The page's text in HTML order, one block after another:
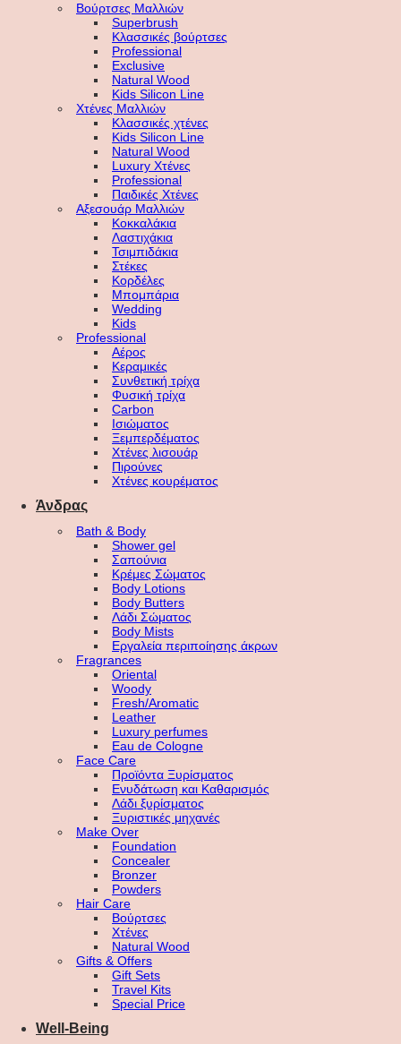
Βούρτσες Μαλλιών
Superbrush
Κλασσικές βούρτσες
Professional
Exclusive
Natural Wood
Kids Silicon Line
Χτένες Μαλλιών
Κλασσικές χτένες
Kids Silicon Line
Natural Wood
Luxury Χτένες
Professional
Παιδικές Χτένες
Αξεσουάρ Μαλλιών
Κοκκαλάκια
Λαστιχάκια
Τσιμπιδάκια
Στέκες
Κορδέλες
Μπομπάρια
Wedding
Kids
Professional
Αέρος
Κεραμικές
Συνθετική τρίχα
Φυσική τρίχα
Carbon
Ισιώματος
Ξεμπερδέματος
Χτένες λισουάρ
Πιρούνες
Χτένες κουρέματος
Άνδρας
Bath & Body
Shower gel
Σαπούνια
Κρέμες Σώματος
Body Lotions
Body Butters
Λάδι Σώματος
Body Mists
Εργαλεία περιποίησης άκρων
Fragrances
Oriental
Woody
Fresh/Aromatic
Leather
Luxury perfumes
Eau de Cologne
Face Care
Προϊόντα Ξυρίσματος
Ενυδάτωση και Καθαρισμός
Λάδι ξυρίσματος
Ξυριστικές μηχανές
Make Over
Foundation
Concealer
Bronzer
Powders
Hair Care
Βούρτσες
Χτένες
Natural Wood
Gifts & Offers
Gift Sets
Travel Kits
Special Price
Well-Being